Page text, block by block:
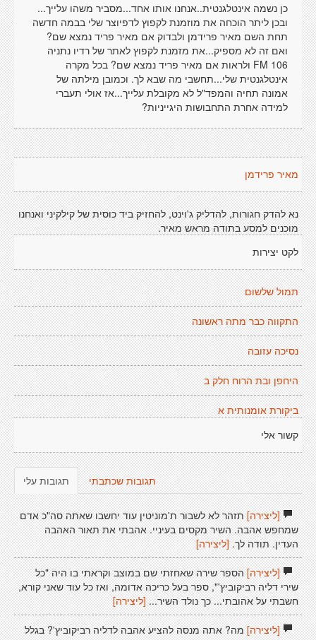
כן נשמה אינטלגנטית..אנחנו אותו אחד...מסביר משהו עלייך...
ובכן ליתר הוכחה את מוזמנת לקפוץ לדפיוצר שלי בבמה חדשה
תחת השם מאיר פרידמן ולבדוק אם מאיר פריד נמצא שם?
ואם זה לא מספיק...את מזמנת לקפוץ לאתר של רדיו נתניה
106 FM ולראות אם מאיר פריד נמצא שם? בכל מקרה
אינטלגנטית שלי...תחשבי מה שבא לך. וכמובן מילתה של
אמונה תחיה והמפד"ל לא מקובלת עלייך...אז אולי תעברי
למידה אחרת התחבושות היגייניות?
מאיר פרידמן
נא להדק חגורות, להדליק ג'וינט, להחזיק ביד כוסית של קילקיני ואנחנו
מוכנים למסע בתודה מראש מאיר.
לקט יצירות
תמול שלשום
התקווה כבר מתה ראשונה
נסיכה עזובה
היחפן ובת הרוח חלק ב
ביקורת אומנותית א
קשור אלי
תגובות עלי תגובות שכתבתי
[ליצירה]תזהר לא לשבור ת'מוניטין עוד יחשבו שאתה סה"כ אדם
שמחפש אהבה. השיר מקסים בעיניי. אהבתי את תאור האהבה
העדין. תודה לך. [ליצירה]
[ליצירה]הספר שירה שאחזתי שם במוצב וקראתי בו היה "כל
שירי דליה רביקוביץ'", ספר בעל כריכה אדומה, ואז כל עוד שאני קורא,
חשבתי על אהובתי... כך נולד השיר...[ליצירה]
[ליצירה]מה? אתה מנסה להציע אהבה לדליה רביקוביץ'? בגלל